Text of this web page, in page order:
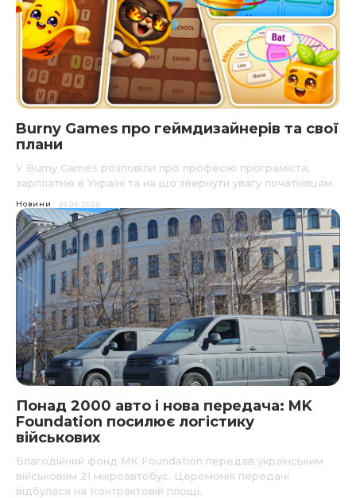
Burny Games про геймдизайнерів та свої
плани
У Burny Games розповіли про професію програміста,
зарплатню в Україні та на що звернути увагу початківцям.
Новини 21.05.2026
Понад 2000 авто і нова передача: MK
Foundation посилює логістику
військових
Благодійний фонд MK Foundation передав українським
військовим 21 мікроавтобус. Церемонія передачі
відбулася на Контрактовій площі.